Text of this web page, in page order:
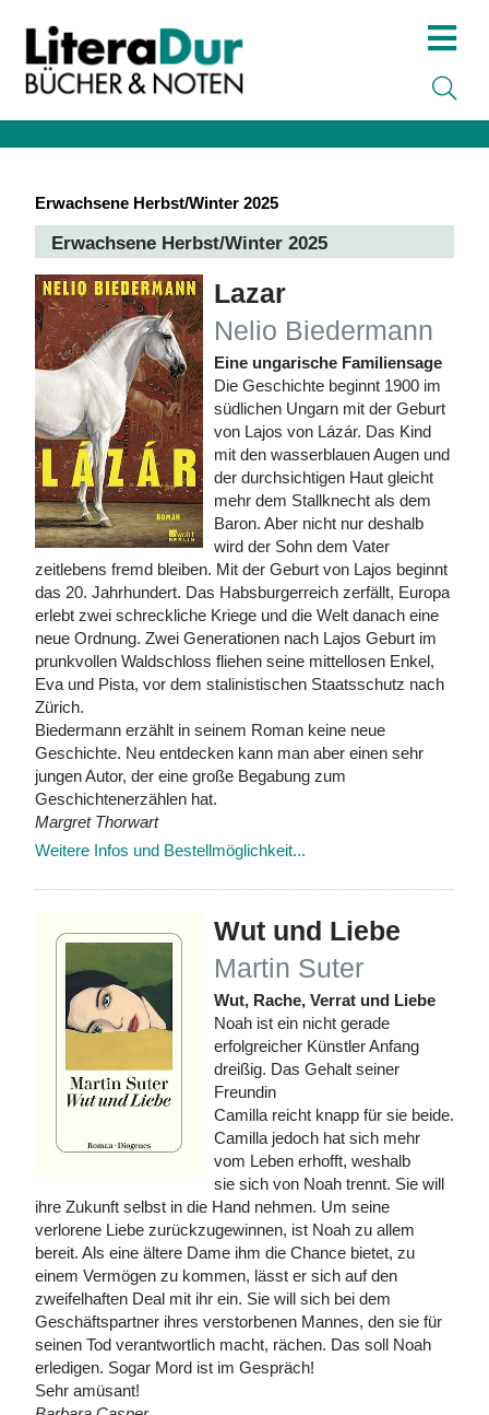
Erwachsene Herbst/Winter 2025
Erwachsene Herbst/Winter 2025
Lazar
Nelio Biedermann
Eine ungarische Familiensage
Die Geschichte beginnt 1900 im
südlichen Ungarn mit der Geburt
von Lajos von Lázár. Das Kind
mit den wasserblauen Augen und
der durchsichtigen Haut gleicht
mehr dem Stallknecht als dem
Baron. Aber nicht nur deshalb
wird der Sohn dem Vater
zeitlebens fremd bleiben. Mit der Geburt von Lajos beginnt
das 20. Jahrhundert. Das Habsburgerreich zerfällt, Europa
erlebt zwei schreckliche Kriege und die Welt danach eine
neue Ordnung. Zwei Generationen nach Lajos Geburt im
prunkvollen Waldschloss fliehen seine mittellosen Enkel,
Eva und Pista, vor dem stalinistischen Staatsschutz nach
Zürich.
Biedermann erzählt in seinem Roman keine neue
Geschichte. Neu entdecken kann man aber einen sehr
jungen Autor, der eine große Begabung zum
Geschichtenerzählen hat.
Margret Thorwart
Weitere Infos und Bestellmöglichkeit...
Wut und Liebe
Martin Suter
Wut, Rache, Verrat und Liebe
Noah ist ein nicht gerade
erfolgreicher Künstler Anfang
dreißig. Das Gehalt seiner
Freundin
Camilla reicht knapp für sie beide.
Camilla jedoch hat sich mehr
vom Leben erhofft, weshalb
sie sich von Noah trennt. Sie will
ihre Zukunft selbst in die Hand nehmen. Um seine
verlorene Liebe zurückzugewinnen, ist Noah zu allem
bereit. Als eine ältere Dame ihm die Chance bietet, zu
einem Vermögen zu kommen, lässt er sich auf den
zweifelhaften Deal mit ihr ein. Sie will sich bei dem
Geschäftspartner ihres verstorbenen Mannes, den sie für
seinen Tod verantwortlich macht, rächen. Das soll Noah
erledigen. Sogar Mord ist im Gespräch!
Sehr amüsant!